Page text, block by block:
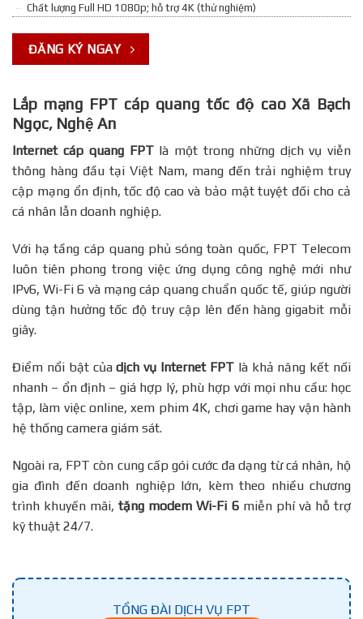
Chất lượng Full HD 1080p; hỗ trợ 4K (thử nghiệm)
ĐĂNG KÝ NGAY
Lắp mạng FPT cáp quang tốc độ cao Xã Bạch
Ngọc, Nghệ An
Internet cáp quang FPTlà một trong những dịch vụ viễn
thông hàng đầu tại Việt Nam, mang đến trải nghiệm truy
cập mạng ổn định, tốc độ cao và bảo mật tuyệt đối cho cả
cá nhân lẫn doanh nghiệp.
Với hạ tầng cáp quang phủ sóng toàn quốc, FPT Telecom
luôn tiên phong trong việc ứng dụng công nghệ mới như
IPv6, Wi-Fi 6 và mạng cáp quang chuẩn quốc tế, giúp người
dùng tận hưởng tốc độ truy cập lên đến hàng gigabit mỗi
giây.
Điểm nổi bật củadịch vụ Internet FPTlà khả năng kết nối
nhanh – ổn định – giá hợp lý, phù hợp với mọi nhu cầu: học
tập, làm việc online, xem phim 4K, chơi game hay vận hành
hệ thống camera giám sát.
Ngoài ra, FPT còn cung cấp gói cước đa dạng từ cá nhân, hộ
gia đình đến doanh nghiệp lớn, kèm theo nhiều chương
trình khuyến mãi, tặng modem Wi-Fi 6miễn phí và hỗ trợ
kỹ thuật 24/7.
TỔNG ĐÀI DỊCH VỤ FPT